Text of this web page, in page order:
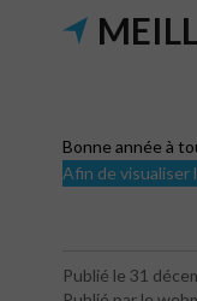
Bonne année à
Afin de visualiser
Publié le 31